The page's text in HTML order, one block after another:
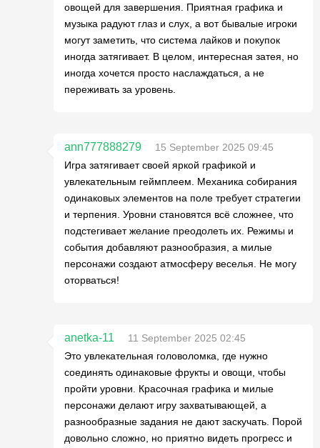
овощей для завершения. Приятная графика и
музыка радуют глаз и слух, а вот бывалые игроки
могут заметить, что система лайков и покупок
иногда затягивает. В целом, интересная затея, но
иногда хочется просто наслаждаться, а не
переживать за уровень.
ann777888279
15 September 2025 09:45
Игра затягивает своей яркой графикой и
увлекательным геймплеем. Механика собирания
одинаковых элементов на поле требует стратегии
и терпения. Уровни становятся всё сложнее, что
подстегивает желание преодолеть их. Режимы и
события добавляют разнообразия, а милые
персонажи создают атмосферу веселья. Не могу
оторваться!
anetka-11
11 September 2025 02:45
Это увлекательная головоломка, где нужно
соединять одинаковые фрукты и овощи, чтобы
пройти уровни. Красочная графика и милые
персонажи делают игру захватывающей, а
разнообразные задания не дают заскучать. Порой
довольно сложно, но приятно видеть прогресс и